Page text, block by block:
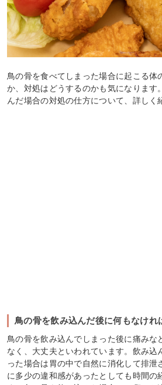
鳥の骨を食べてしまった場合に起こる体
か、対処はどうするのかも気になります
んだ場合の対処の仕方について、詳しく
鳥の骨を飲み込んだ後に何もなけれ
鳥の骨を飲み込んでしまった後に痛みな
なく、大丈夫といわれています。飲み込
った場合は胃の中で自然に消化して排泄
に多少の違和感があったとしても時間の